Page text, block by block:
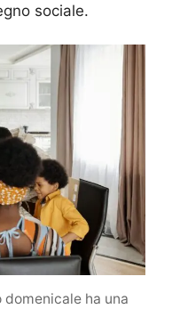
sociale.
ha una